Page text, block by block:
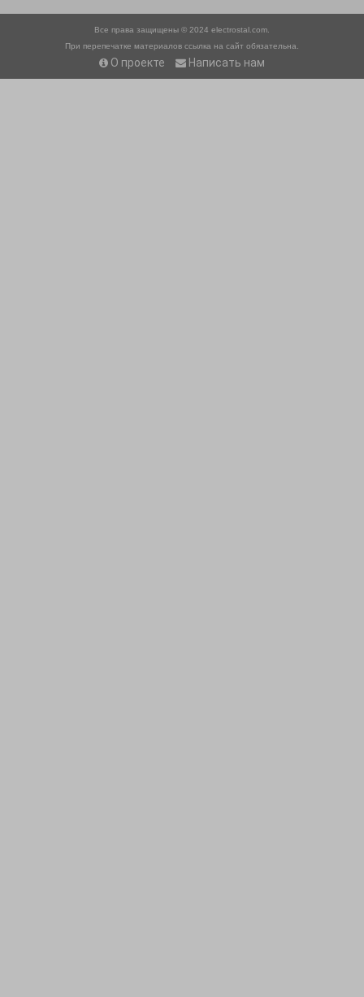
Все права защищены © 2024 electrostal.com.
При перепечатке материалов ссылка на сайт обязательна.
О проекте Написать нам